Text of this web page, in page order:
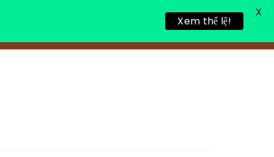
LIÊN HỆXem thể lệ!
X